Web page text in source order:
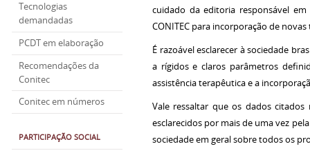
Tecnologias
demandadas
PCDT em elaboração
Recomendações da
Conitec
Conitec em números
PARTICIPAÇÃO SOCIAL
cuidado da editoria responsável
CONITEC para incorporação de
É razoável esclarecer à sociedade
a rígidos e claros parâmetros
assistência terapêutica e a
Vale ressaltar que os dados
esclarecidos por mais de uma vez
sociedade em geral sobre todos os